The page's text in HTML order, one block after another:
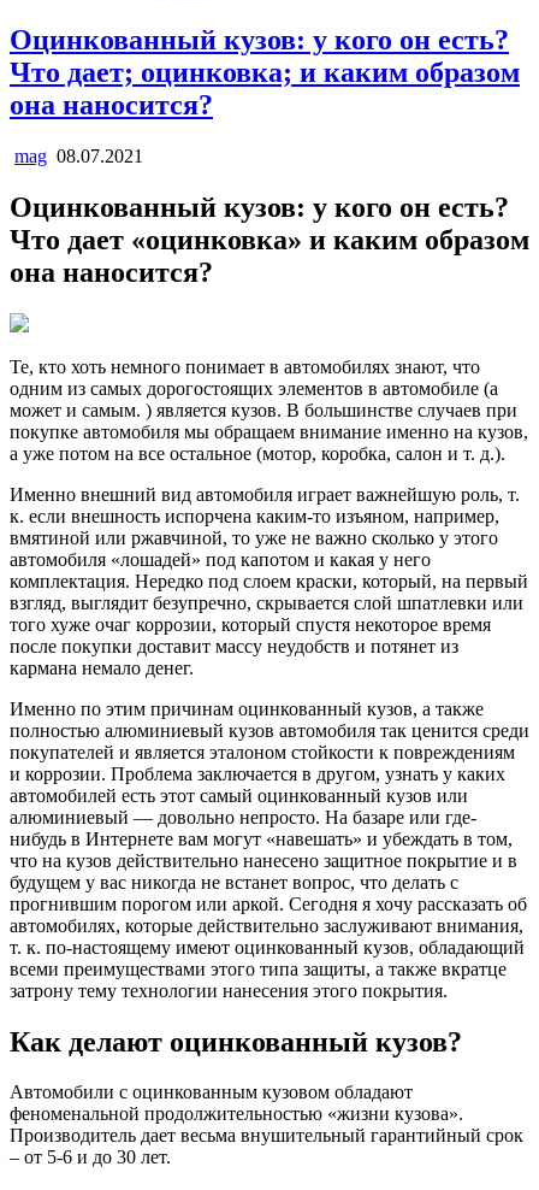
Оцинкованный кузов: у кого он есть?
Что дает; оцинковка; и каким образом
она наносится?
mag 08.07.2021
Оцинкованный кузов: у кого он есть?
Что дает «оцинковка» и каким образом
она наносится?
Те, кто хоть немного понимает в автомобилях знают, что
одним из самых дорогостоящих элементов в автомобиле (а
может и самым. ) является кузов. В большинстве случаев при
покупке автомобиля мы обращаем внимание именно на кузов,
а уже потом на все остальное (мотор, коробка, салон и т. д.).
Именно внешний вид автомобиля играет важнейшую роль, т.
к. если внешность испорчена каким-то изъяном, например,
вмятиной или ржавчиной, то уже не важно сколько у этого
автомобиля «лошадей» под капотом и какая у него
комплектация. Нередко под слоем краски, который, на первый
взгляд, выглядит безупречно, скрывается слой шпатлевки или
того хуже очаг коррозии, который спустя некоторое время
после покупки доставит массу неудобств и потянет из
кармана немало денег.
Именно по этим причинам оцинкованный кузов, а также
полностью алюминиевый кузов автомобиля так ценится среди
покупателей и является эталоном стойкости к повреждениям
и коррозии. Проблема заключается в другом, узнать у каких
автомобилей есть этот самый оцинкованный кузов или
алюминиевый — довольно непросто. На базаре или где-
нибудь в Интернете вам могут «навешать» и убеждать в том,
что на кузов действительно нанесено защитное покрытие и в
будущем у вас никогда не встанет вопрос, что делать с
прогнившим порогом или аркой. Сегодня я хочу рассказать об
автомобилях, которые действительно заслуживают внимания,
т. к. по-настоящему имеют оцинкованный кузов, обладающий
всеми преимуществами этого типа защиты, а также вкратце
затрону тему технологии нанесения этого покрытия.
Как делают оцинкованный кузов?
Автомобили с оцинкованным кузовом обладают
феноменальной продолжительностью «жизни кузова».
Производитель дает весьма внушительный гарантийный срок
– от 5-6 и до 30 лет.